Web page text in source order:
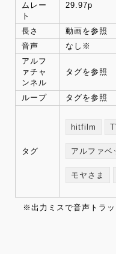
ムレー
ト
29.97p
長さ
動画を参照
音声
なし※
アルフ
ァチャ
ンネル
タグを参照
ループ タグを参照
タグ
hitfilm
アルファベ
モヤさま
※出力ミスで音声トラ